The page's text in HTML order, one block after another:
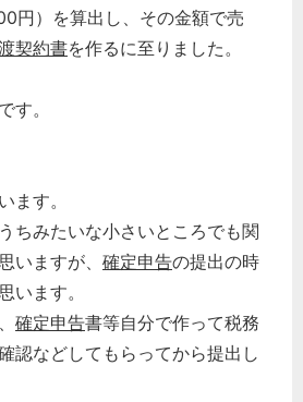
円）を算出し、その金額で売
契約書を作るに至りました。
す。
ます。
ちみたいな小さいところでも関
いますが、 確定申告の提出の時
います。
確定申告書等自分で作って税務
認などしてもらってから提出し